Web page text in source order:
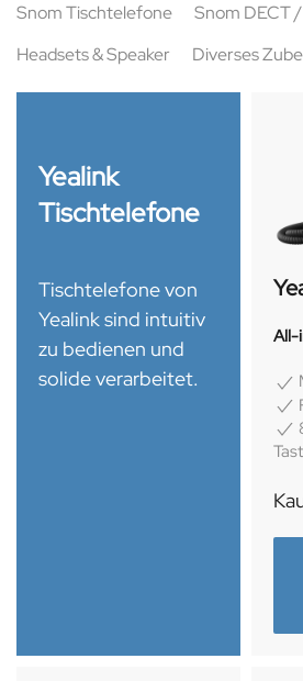
Snom Tischtelefone
Snom DECT
Headsets & Speaker
Diverses
Yealink
Tischtelefone
Tischtelefone von
Yealink sind intuitiv
zu bedienen und
solide verarbeitet.
All-